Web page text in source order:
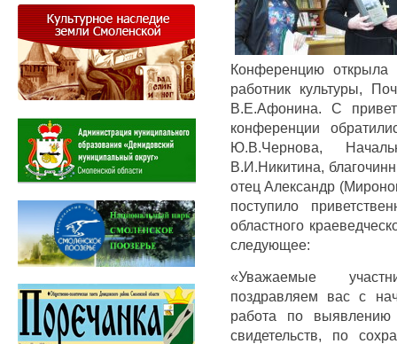
Конференцию открыла
работник культуры,
В.Е.Афонина. С
конференции
Ю.В.Чернова,
В.И.Никитина,
отец Александр
поступило
областного
следующее:
«Уважаемые
поздравляем вас с
работа по выявлению
свидетельств, по